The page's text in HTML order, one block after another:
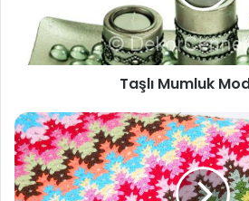
Taşlı Mumluk